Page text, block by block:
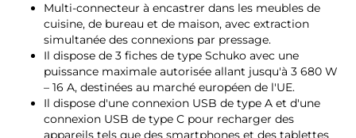
Multi-connecteur à encastrer dans les meubles de
cuisine, de bureau et de maison, avec extraction
simultanée des connexions par pressage.
Il dispose de 3 fiches de type Schuko avec une
puissance maximale autorisée allant jusqu'à 3 680 W
– 16 A, destinées au marché européen de l'UE.
Il dispose d'une connexion USB de type A et d'une
connexion USB de type C pour recharger des
appareils tels que des smartphones et des tablettes